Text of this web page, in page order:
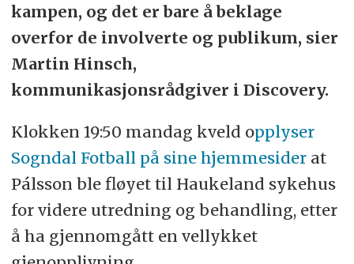
kampen, og det er bare å beklage
overfor de involverte og publikum, sier
Martin Hinsch,
kommunikasjonsrådgiver i Discovery.
Klokken 19:50 mandag kveld opplyser
Sogndal Fotball på sine hjemmesider at
Pálsson ble fløyet til Haukeland sykehus
for videre utredning og behandling, etter
å ha gjennomgått en vellykket